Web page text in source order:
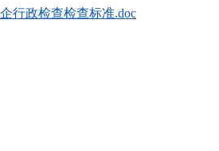
行政检查检查标准.doc